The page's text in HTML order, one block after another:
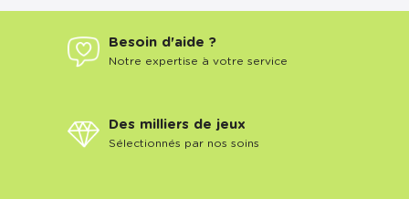
Besoin d'aide ?
Notre expertise à votre service
Des milliers de jeux
Sélectionnés par nos soins